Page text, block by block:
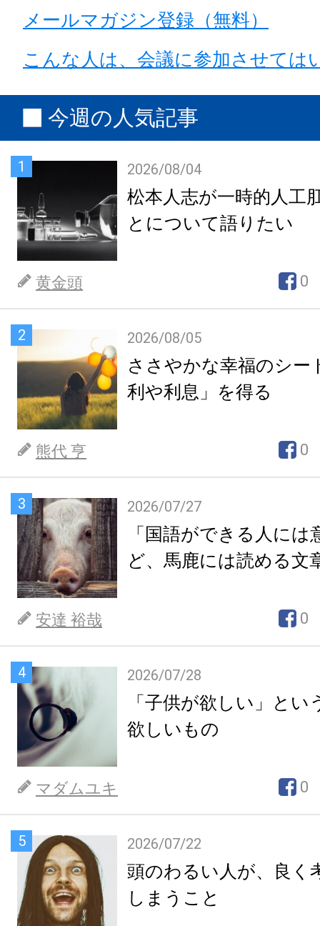
メールマガジン登録（無料）
こんな人は、会議に参加させては
今週の人気記事
1 2026/08/04
松本人志が一時的人工
とについて語りたい
黄金頭 0
2 2026/08/05
ささやかな幸福のシー
利や利息」を得る
熊代 亨 0
3 2026/07/27
「国語ができる人には
ど、馬鹿には読める文
安達 裕哉 0
4 2026/07/28
「子供が欲しい」とい
欲しいもの
マダムユキ 0
5 2026/07/22
頭のわるい人が、良く
しまうこと